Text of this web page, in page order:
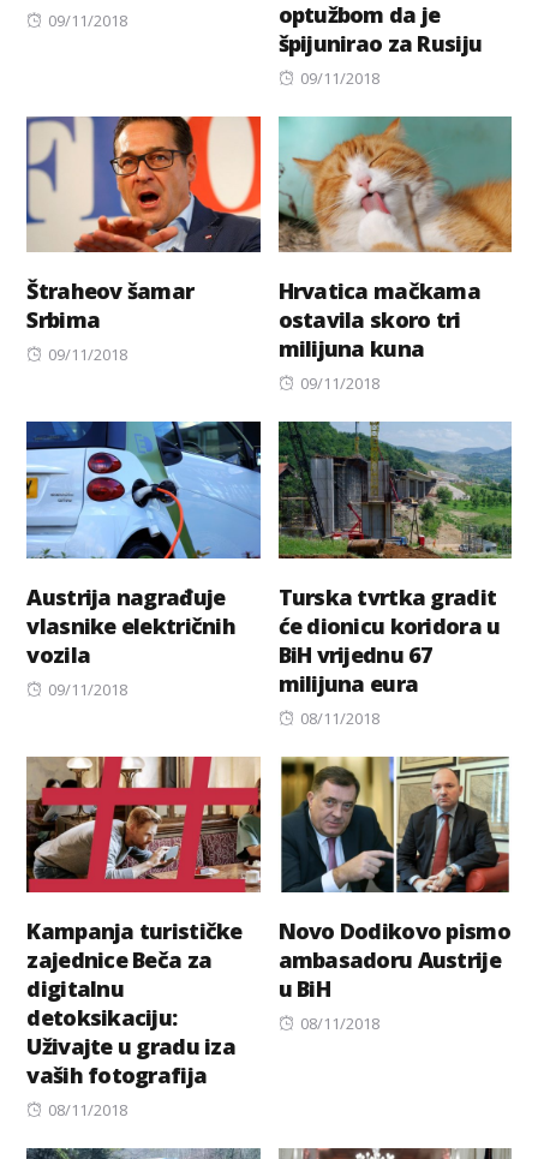
Posted
09/11/2018
optužbom da je
špijunirao za Rusiju
Posted
09/11/2018
Štraheov šamar
Srbima
Posted
09/11/2018
Hrvatica mačkama
ostavila skoro tri
milijuna kuna
Posted
09/11/2018
Austrija nagrađuje
vlasnike električnih
vozila
Posted
09/11/2018
Turska tvrtka gradit
će dionicu koridora u
BiH vrijednu 67
milijuna eura
Posted
08/11/2018
Kampanja turističke
zajednice Beča za
digitalnu
detoksikaciju:
Uživajte u gradu iza
vaših fotografija
Posted
08/11/2018
Novo Dodikovo pismo
ambasadoru Austrije
u BiH
Posted
08/11/2018